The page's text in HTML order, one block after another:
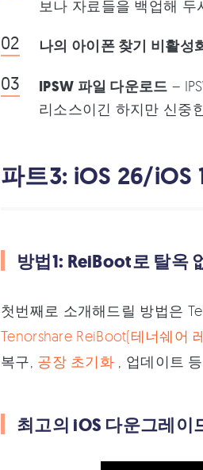
보나 자료들을 백업해 두
나의 아이폰 찾기 비활성
IPSW 파일 다운로드 –
리소스이긴 하지만 신중
파트3: iOS 26/iOS
방법1: ReiBoot로 탈옥
첫번째로 소개해드릴 방법은
Tenorshare ReiBoot(테너쉐어
복구, 공장 초기화 , 업데이트
최고의 iOS 다운그레이